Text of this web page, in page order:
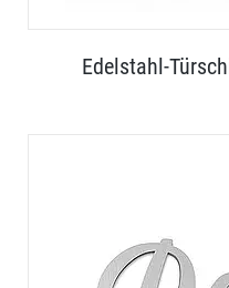
Edelstahl-